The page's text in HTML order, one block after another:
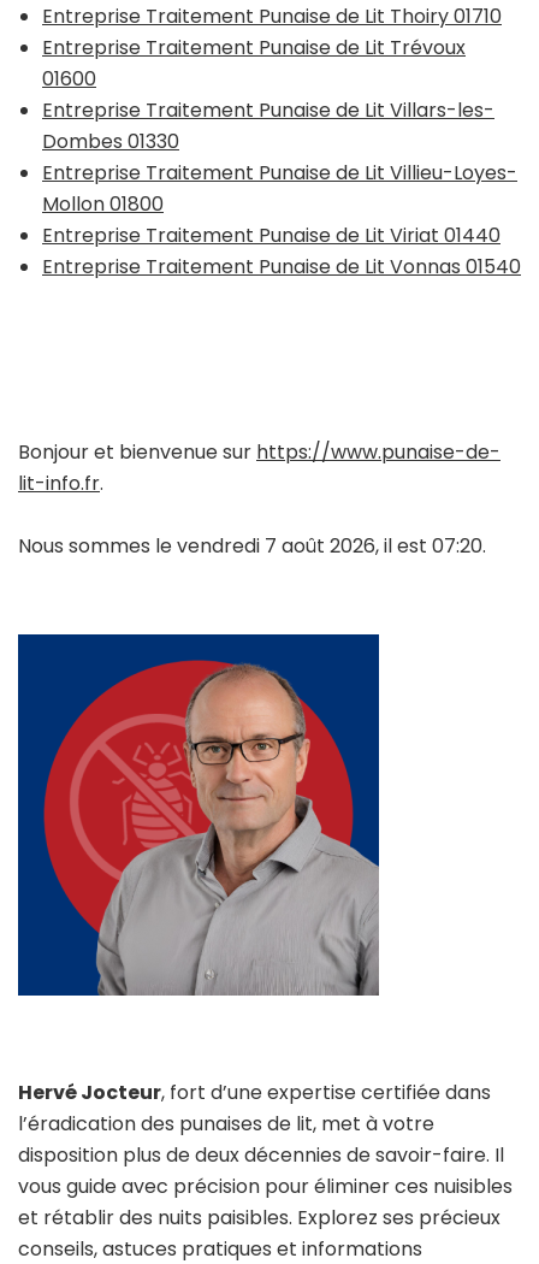
Entreprise Traitement Punaise de Lit Thoiry 01710
Entreprise Traitement Punaise de Lit Trévoux
01600
Entreprise Traitement Punaise de Lit Villars-les-
Dombes 01330
Entreprise Traitement Punaise de Lit Villieu-Loyes-
Mollon 01800
Entreprise Traitement Punaise de Lit Viriat 01440
Entreprise Traitement Punaise de Lit Vonnas 01540
Bonjour et bienvenue sur https://www.punaise-de-
lit-info.fr.
Nous sommes le vendredi 7 août 2026, il est 07:20.
Hervé Jocteur, fort d’une expertise certifiée dans
l’éradication des punaises de lit, met à votre
disposition plus de deux décennies de savoir-faire. Il
vous guide avec précision pour éliminer ces nuisibles
et rétablir des nuits paisibles. Explorez ses précieux
conseils, astuces pratiques et informations